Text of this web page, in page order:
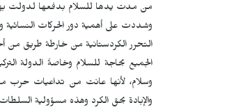
من مدت يدها للسلام بدفعها لدولت
وشددت على أهمية دور الحركات النسائية
التحرر الكردستانية من خارطة طريق من
الجميع بحاجة للسلام وخاصةً الدولة
وسلام، لأنها عانت من تداعيات حرب
والإبادة بحق الكرد وهذه مسؤولية السلطات